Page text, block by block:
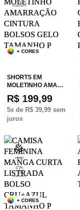
+ CORES
SHORTS EM
MOLETINHO AMA…
R$ 199,99
5x de R$ 39,99 sem
juros
+ CORES